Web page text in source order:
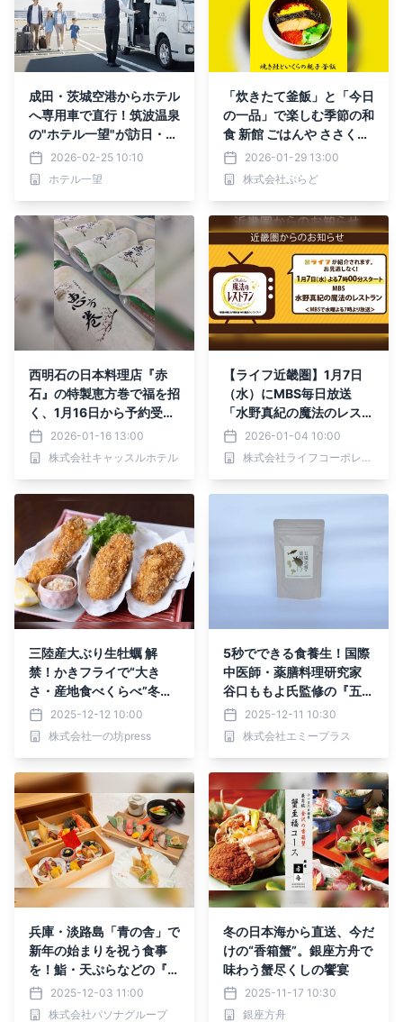
成田・茨城空港からホテル
へ専用車で直行！筑波温泉
の"ホテル一望"が訪日・遠
方客向けの「空港送迎付き
宿泊プラン」を販売開始
2026-02-25 10:10
ホテル一望
「炊きたて釜飯」と「今日
の一品」で楽しむ季節の和
食 新館 ごはんや ささくら
にて提供開始
2026-01-29 13:00
株式会社ぷらど
西明石の日本料理店『赤
石』の特製恵方巻で福を招
く、1月16日から予約受付
スタート2026-01-16 13:00
株式会社キャッスルホテル
【ライフ近畿圏】1月7日
（水）にMBS毎日放送
「水野真紀の魔法のレスト
ラン」でライフが紹介され
ます！
2026-01-04 10:00
株式会社ライフコーポレーション
三陸産大ぶり生牡蠣 解
禁！かきフライで“大き
さ・産地食べくらべ”冬季
限定メニュー12月15日ス
タート【松島】
2025-12-12 10:00
株式会社一の坊press
5秒でできる食養生！国際
中医師・薬膳料理研究家
谷口ももよ氏監修の『五臓
美養の薬膳スープ すっぽ
ん出汁仕立て』12月11日
新発売
2025-12-11 10:30
株式会社エミープラス
兵庫・淡路島「青の舎」で
新年の始まりを祝う食事
を！鮨・天ぷらなどの『新
春御膳』を１月１日より提
供開始
2025-12-03 11:00
株式会社パソナグループ
冬の日本海から直送、今だ
けの“香箱蟹”。銀座方舟で
味わう蟹尽くしの饗宴
2025-11-17 10:30
銀座方舟